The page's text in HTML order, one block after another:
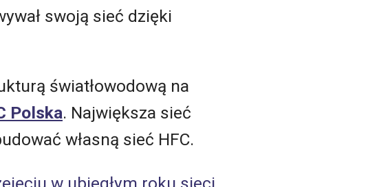
swoją sieć dzięki
światłowodową na
Polska. Największa sieć
własną sieć HFC.
w ubiegłym roku sieci